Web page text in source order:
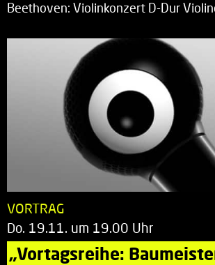
Beethoven: Violinkonzert D-Dur
VORTRAG
Do. 19.11. um 19.00 Uhr
„Vortagsreihe: